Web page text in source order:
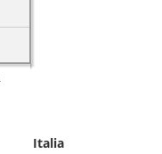
Italia